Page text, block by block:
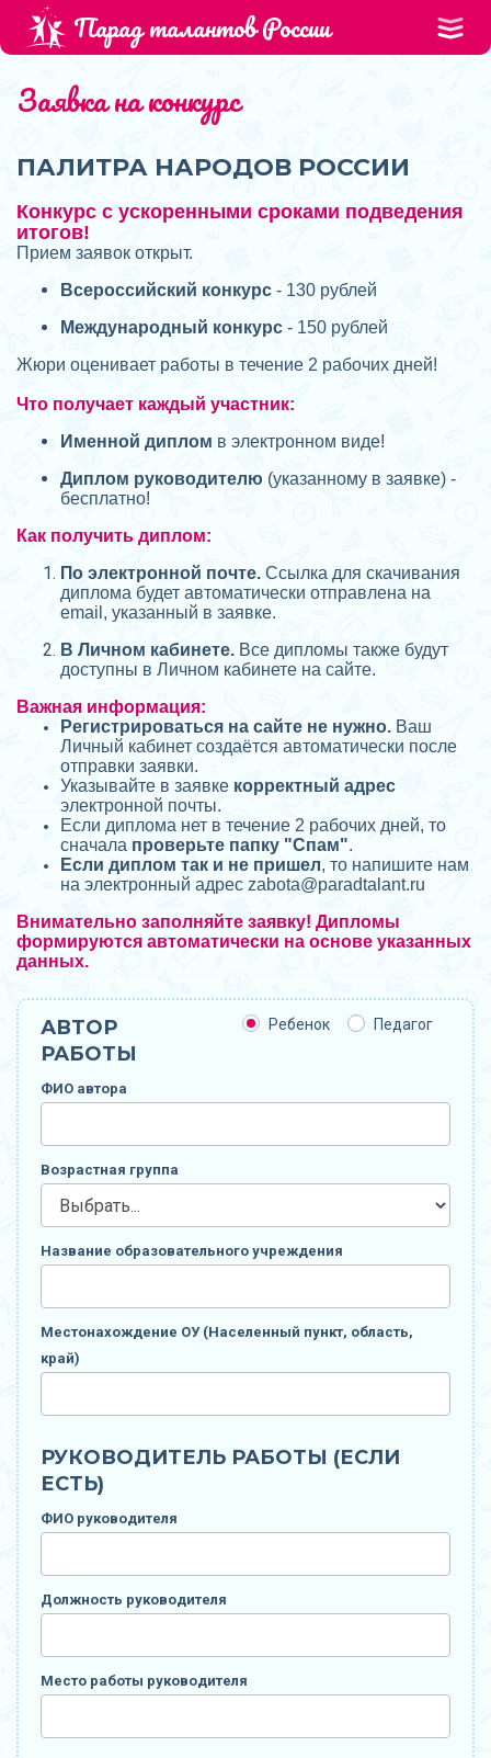
Парад талантов России
Заявка на конкурс
ПАЛИТРА НАРОДОВ РОССИИ
Конкурс с ускоренными сроками подведения
итогов!
Прием заявок открыт.
Всероссийский конкурс - 130 рублей
Международный конкурс - 150 рублей
Жюри оценивает работы в течение 2 рабочих дней!
Что получает каждый участник:
Именной диплом в электронном виде!
Диплом руководителю (указанному в заявке) -
бесплатно!
Как получить диплом:
По электронной почте. Ссылка для скачивания
диплома будет автоматически отправлена на
email, указанный в заявке.
В Личном кабинете. Все дипломы также будут
доступны в Личном кабинете на сайте.
Важная информация:
Регистрироваться на сайте не нужно. Ваш
Личный кабинет создаётся автоматически после
отправки заявки.
Указывайте в заявке корректный адрес
электронной почты.
Если диплома нет в течение 2 рабочих дней, то
сначала проверьте папку "Спам".
Если диплом так и не пришел, то напишите нам
на электронный адрес zabota@paradtalant.ru
Внимательно заполняйте заявку! Дипломы
формируются автоматически на основе указанных
данных.
АВТОР
РАБОТЫ
Ребенок Педагог
ФИО автора
Возрастная группа
Название образовательного учреждения
Местонахождение ОУ (Населенный пункт, область,
край)
РУКОВОДИТЕЛЬ РАБОТЫ (ЕСЛИ
ЕСТЬ)
ФИО руководителя
Должность руководителя
Место работы руководителя